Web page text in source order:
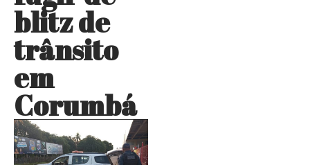
blitz de
trânsito
em
Corumbá